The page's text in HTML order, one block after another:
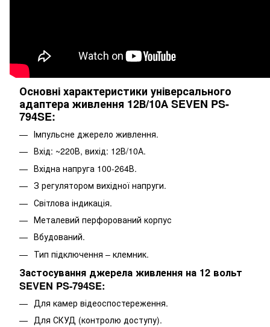
Основні характеристики універсального
адаптера живлення 12В/10А SEVEN PS-
794SE:
Імпульсне джерело живлення.
Вхід: ~220В, вихід: 12В/10А.
Вхідна напруга 100-264В.
З регулятором вихідної напруги.
Світлова індикація.
Металевий перфорований корпус
Вбудований.
Тип підключення – клемник.
Застосування джерела живлення на 12 вольт
SEVEN PS-794SE:
Для камер відеоспостереження.
Для СКУД (контролю доступу).